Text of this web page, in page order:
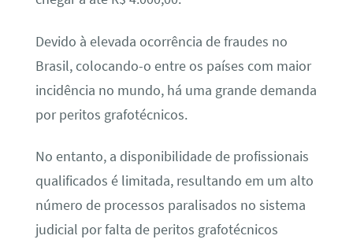
Devido à elevada ocorrência de fraudes no
Brasil, colocando-o entre os países com maior
incidência no mundo, há uma grande demanda
por peritos grafotécnicos.
No entanto, a disponibilidade de profissionais
qualificados é limitada, resultando em um alto
número de processos paralisados no sistema
judicial por falta de peritos grafotécnicos